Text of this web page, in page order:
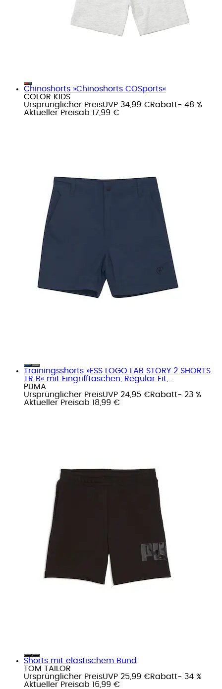
Chinoshorts »Chinoshorts COSports«
COLOR KIDS
Ursprünglicher PreisUVP 34,99 €Rabatt- 48 %
Aktueller Preisab 17,99 €
Trainingsshorts »ESS LOGO LAB STORY 2 SHORTS
TR B« mit Eingrifftaschen, Regular Fit,...
PUMA
Ursprünglicher PreisUVP 24,95 €Rabatt- 23 %
Aktueller Preisab 18,99 €
Shorts mit elastischem Bund
TOM TAILOR
Ursprünglicher PreisUVP 25,99 €Rabatt- 34 %
Aktueller Preisab 16,99 €